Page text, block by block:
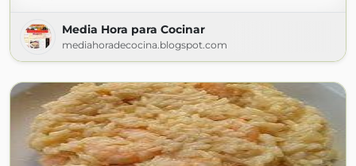
Media Hora para Cocinar
mediahoradecocina.blogspot.com